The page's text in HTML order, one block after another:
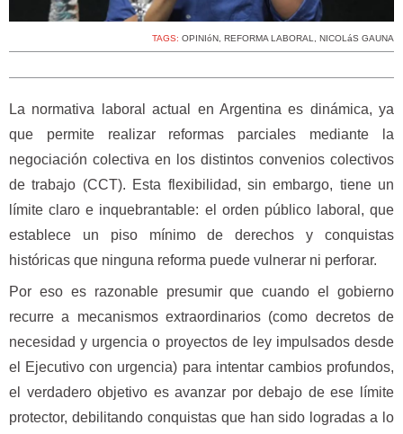
TAGS: OPINIóN, REFORMA LABORAL, NICOLáS GAUNA
La normativa laboral actual en Argentina es dinámica, ya
que permite realizar reformas parciales mediante la
negociación colectiva en los distintos convenios colectivos
de trabajo (CCT). Esta flexibilidad, sin embargo, tiene un
límite claro e inquebrantable: el orden público laboral, que
establece un piso mínimo de derechos y conquistas
históricas que ninguna reforma puede vulnerar ni perforar.
Por eso es razonable presumir que cuando el gobierno
recurre a mecanismos extraordinarios (como decretos de
necesidad y urgencia o proyectos de ley impulsados desde
el Ejecutivo con urgencia) para intentar cambios profundos,
el verdadero objetivo es avanzar por debajo de ese límite
protector, debilitando conquistas que han sido logradas a lo